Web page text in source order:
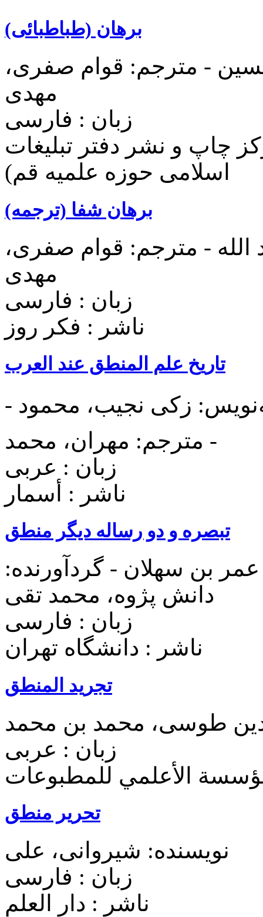
برهان (طباطبائی)
- مترجم: قوام صفری،
مهدی
زبان : فارسی
چاپ و نشر دفتر تبليغات
اسلامی حوزه علميه قم)
برهان شفا (ترجمه)
الله - مترجم: قوام صفری،
مهدی
زبان : فارسی
ناشر : فکر روز
تاریخ علم المنطق عند العرب
زکی نجیب، محمود -
مترجم: مهران، محمد -
زبان : عربی
ناشر : أسمار
تبصره و دو رساله دیگر منطق
بن سهلان - گردآورنده:
دانش پژوه، محمد تقی
زبان : فارسی
ناشر : دانشگاه تهران
تجرید المنطق
طوسی، محمد بن محمد
زبان : عربی
الأعلمي للمطبوعات
تحریر منطق
نویسنده: شیروانی، علی
زبان : فارسی
ناشر : دار العلم